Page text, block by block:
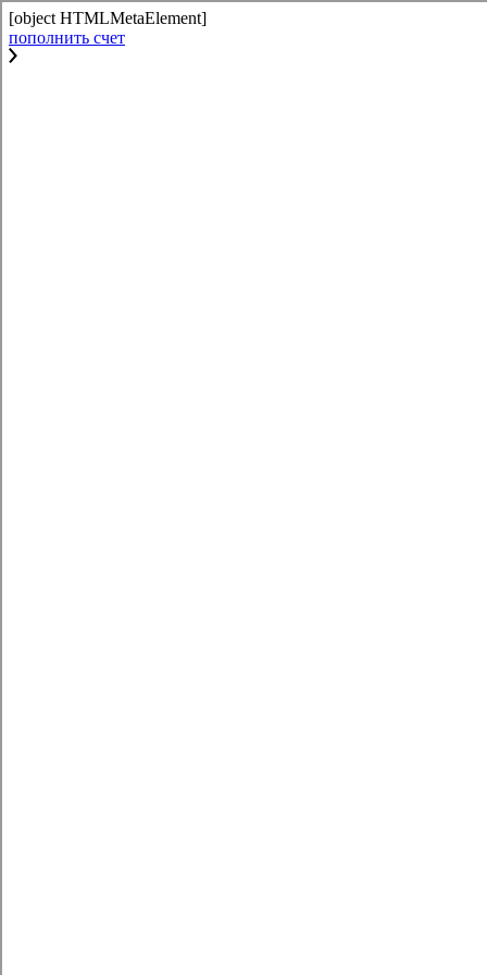
[object HTMLMetaElement]
пополнить счет